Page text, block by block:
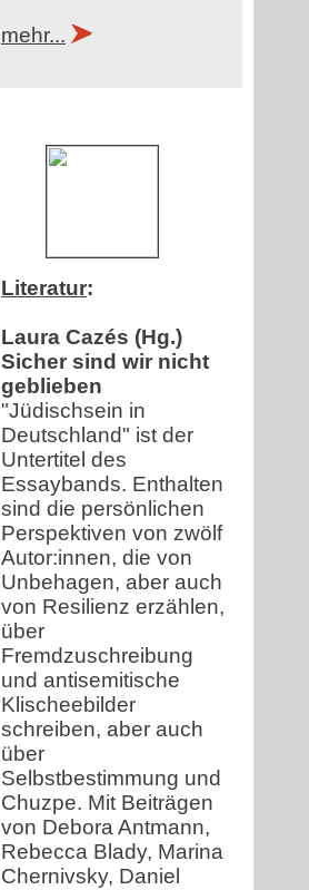
mehr...
Literatur:
Laura Cazés (Hg.)
Sicher sind wir nicht
geblieben
"Jüdischsein in
Deutschland" ist der
Untertitel des
Essaybands. Enthalten
sind die persönlichen
Perspektiven von zwölf
Autor:innen, die von
Unbehagen, aber auch
von Resilienz erzählen,
über
Fremdzuschreibung
und antisemitische
Klischeebilder
schreiben, aber auch
über
Selbstbestimmung und
Chuzpe. Mit Beiträgen
von Debora Antmann,
Rebecca Blady, Marina
Chernivsky, Daniel